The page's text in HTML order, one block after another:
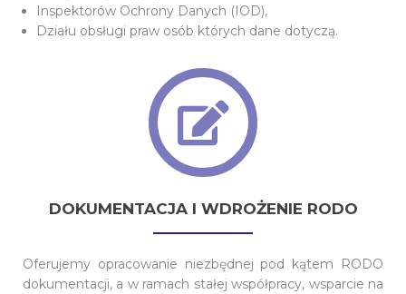
Inspektorów Ochrony Danych (IOD),
Działu obsługi praw osób których dane dotyczą.
DOKUMENTACJA I WDROŻENIE RODO
Oferujemy opracowanie niezbędnej pod kątem RODO
dokumentacji, a w ramach stałej współpracy, wsparcie na